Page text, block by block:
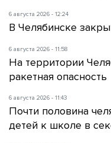
6 августа 2026 - 12:24
В Челябинске
6 августа 2026 - 11:58
На территории
ракетная опасность
6 августа 2026 - 11:43
Почти половина
детей к школе в